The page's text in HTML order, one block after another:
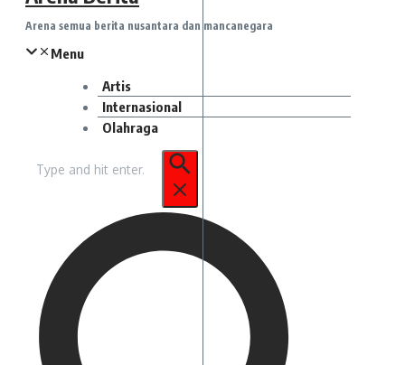
Arena semua berita nusantara dan mancanegara
Menu
Artis
Internasional
Olahraga
untuk: